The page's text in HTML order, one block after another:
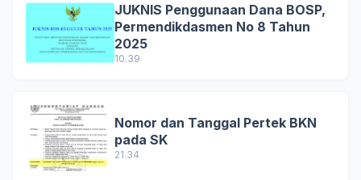
JUKNIS Penggunaan Dana BOSP,
Permendikdasmen No 8 Tahun
2025
10.39
Nomor dan Tanggal Pertek BKN
pada SK
21.34